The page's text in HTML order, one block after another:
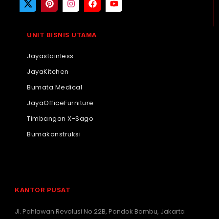
UNIT BISNIS UTAMA
Jayastainless
JayaKitchen
Bumata Medical
JayaOfficeFurniture
Timbangan X-Sago
Bumakonstruksi
KANTOR PUSAT
Jl. Pahlawan Revolusi No.22B, Pondok Bambu, Jakarta